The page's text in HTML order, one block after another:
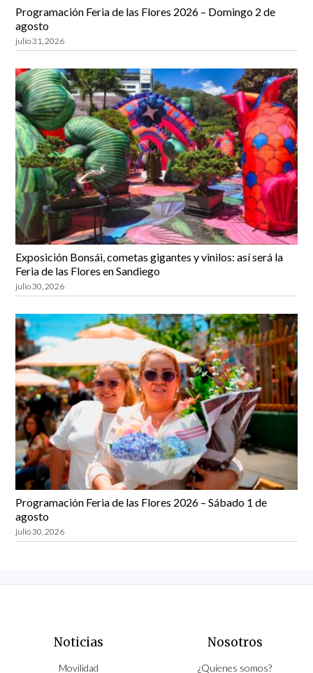
Programación Feria de las Flores 2026 – Domingo 2 de
agosto
julio 31, 2026
Exposición Bonsái, cometas gigantes y vinilos: así será la
Feria de las Flores en Sandiego
julio 30, 2026
Programación Feria de las Flores 2026 – Sábado 1 de
agosto
julio 30, 2026
Noticias
Movilidad
Nosotros
¿Quíenes somos?